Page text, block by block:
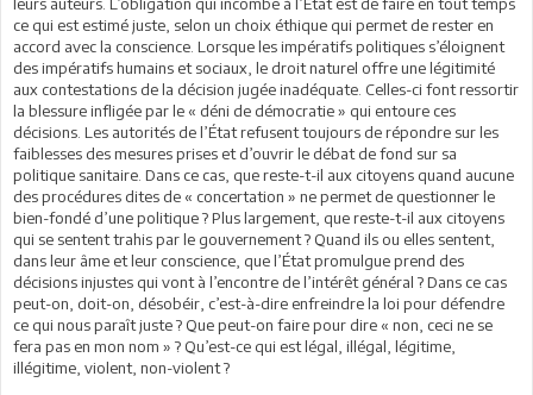
ce qui est estimé juste, selon un choix éthique qui permet de rester en
accord avec la conscience. Lorsque les impératifs politiques s’éloignent
des impératifs humains et sociaux, le droit naturel offre une légitimité
aux contestations de la décision jugée inadéquate. Celles-ci font ressortir
la blessure infligée par le « déni de démocratie » qui entoure ces
décisions. Les autorités de l’État refusent toujours de répondre sur les
faiblesses des mesures prises et d’ouvrir le débat de fond sur sa
politique sanitaire. Dans ce cas, que reste-t-il aux citoyens quand aucune
des procédures dites de « concertation » ne permet de questionner le
bien-fondé d’une politique ? Plus largement, que reste-t-il aux citoyens
qui se sentent trahis par le gouvernement ? Quand ils ou elles sentent,
dans leur âme et leur conscience, que l’État promulgue prend des
décisions injustes qui vont à l’encontre de l’intérêt général ? Dans ce cas
peut-on, doit-on, désobéir, c’est-à-dire enfreindre la loi pour défendre
ce qui nous paraît juste ? Que peut-on faire pour dire « non, ceci ne se
fera pas en mon nom » ? Qu’est-ce qui est légal, illégal, légitime,
illégitime, violent, non-violent ?